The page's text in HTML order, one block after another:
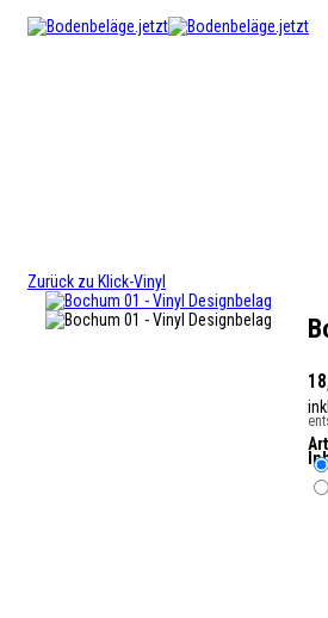
Zurück zu Klick-Vinyl